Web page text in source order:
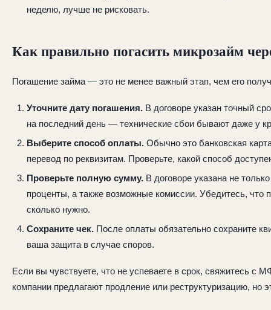
неделю, лучше не рисковать.
Как правильно погасить микрозайм
Погашение займа — это не менее важный этап, чем его
Уточните дату погашения. В договоре указан точный
на последний день — технические сбои бывают даже у
Выберите способ оплаты. Обычно это банковская
перевод по реквизитам. Проверьте, какой способ
Проверьте полную сумму. В договоре указана не
проценты, а также возможные комиссии. Убедитесь, что
сколько нужно.
Сохраните чек. После оплаты обязательно сохраните
ваша защита в случае споров.
Если вы чувствуете, что не успеваете в срок, свяжитесь с
компании предлагают продление или реструктуризацию, но